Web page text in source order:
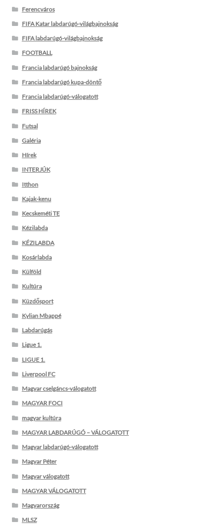
Ferencváros
FIFA Katar labdarúgó-világbajnokság
FIFA labdarúgó-világbajnokság
FOOTBALL
Francia labdarúgó bajnokság
Francia labdarúgó kupa-döntő
Francia labdarúgó-válogatott
FRISS HÍREK
Futsal
Galéria
Hírek
INTERJÚK
Itthon
Kajak-kenu
Kecskeméti TE
Kézilabda
KÉZILABDA
Kosárlabda
Külföld
Kultúra
Küzdősport
Kylian Mbappé
Labdarúgás
Ligue 1.
LIGUE 1.
Liverpool FC
Magyar cselgáncs-válogatott
MAGYAR FOCI
magyar kultúra
MAGYAR LABDARÚGÓ – VÁLOGATOTT
Magyar labdarúgó-válogatott
Magyar Péter
Magyar válogatott
MAGYAR VÁLOGATOTT
Magyarország
MLSZ